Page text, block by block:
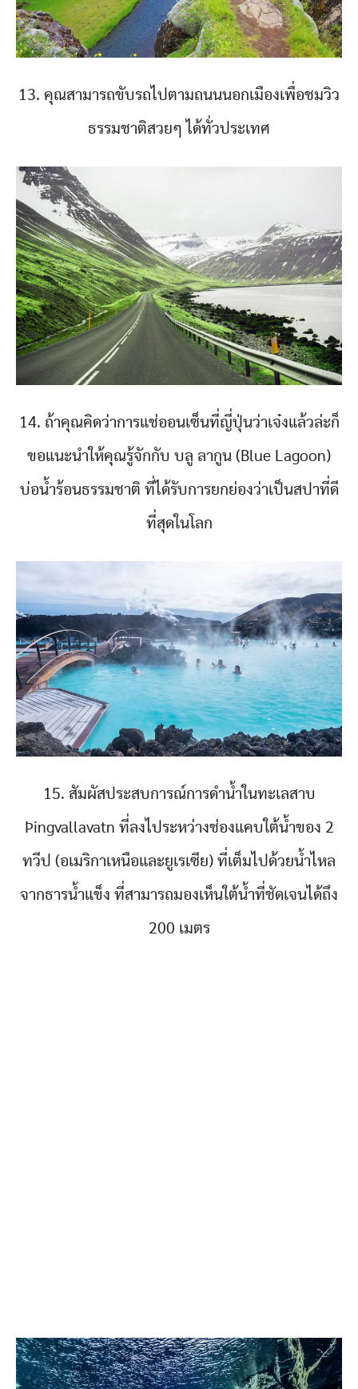
13. คุณสามารถขับรถไปตามถนนนอกเมืองเพื่อชมวิว
ธรรมชาติสวยๆ ได้ทั่วประเทศ
14. ถ้าคุณคิดว่าการแช่ออนเซ็นที่ญี่ปุ่นว่าเจ๋งแล้วล่ะก็
ขอแนะนำให้คุณรู้จักกับ บลู ลากูน (Blue Lagoon)
บ่อน้ำร้อนธรรมชาติ ที่ได้รับการยกย่องว่าเป็นสปาที่ดี
ที่สุดในโลก
15. สัมผัสประสบการณ์การดำน้ำในทะเลสาบ
Þingvallavatn ที่ลงไประหว่างช่องแคบใต้น้ำของ 2
ทวีป (อเมริกาเหนือและยูเรเซีย) ที่เต็มไปด้วยน้ำไหล
จากธารน้ำแข็ง ที่สามารถมองเห็นใต้น้ำที่ชัดเจนได้ถึง
200 เมตร